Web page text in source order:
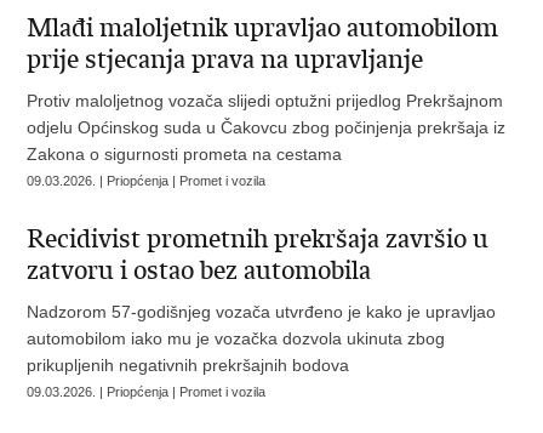
Mlađi maloljetnik upravljao automobilom
prije stjecanja prava na upravljanje
Protiv maloljetnog vozača slijedi optužni prijedlog Prekršajnom
odjelu Općinskog suda u Čakovcu zbog počinjenja prekršaja iz
Zakona o sigurnosti prometa na cestama
09.03.2026. | Priopćenja | Promet i vozila
Recidivist prometnih prekršaja završio u
zatvoru i ostao bez automobila
Nadzorom 57-godišnjeg vozača utvrđeno je kako je upravljao
automobilom iako mu je vozačka dozvola ukinuta zbog
prikupljenih negativnih prekršajnih bodova
09.03.2026. | Priopćenja | Promet i vozila